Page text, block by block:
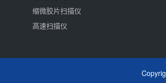
缩微胶片扫描仪
高速扫描仪